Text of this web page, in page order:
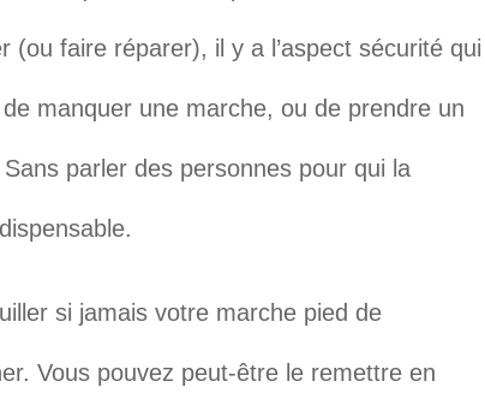
(ou faire réparer), il y a l’aspect sécurité qui
manquer une marche, ou de prendre un
parler des personnes pour qui la
si jamais votre marche pied de
Vous pouvez peut-être le remettre en